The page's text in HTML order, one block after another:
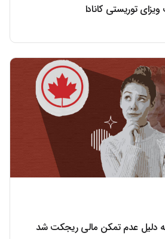
توریستی کانادا
دلیل عدم تمکن مالی ریجکت شد